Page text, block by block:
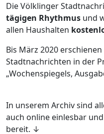
Die Völklinger
tägigen Rhythmus und
allen Haushalten
Bis März 2020
Stadtnachrichten in der
„Wochenspiegels,
In unserem Archiv sind
auch online einlesbar
bereit. ↓